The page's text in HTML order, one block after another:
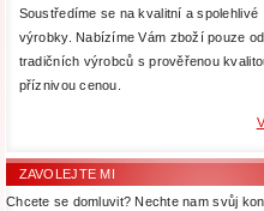
Soustředíme se na kvalitní a spolehlivé
výrobky. Nabízíme Vám zboží pouze od
tradičních výrobců s prověřenou
příznivou cenou.
ZAVOLEJTE MI
Chcete se domluvit? Nechte nam svůj